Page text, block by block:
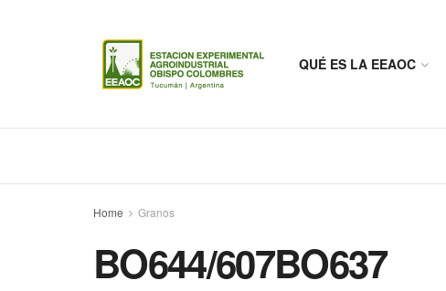
QUÉ ES LA EEAOC
Home Granos
BO644/607BO637